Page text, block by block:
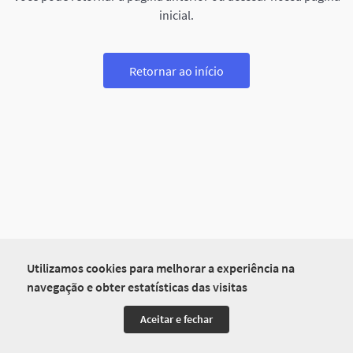
Utilizamos cookies para melhorar a experiência na
navegação e obter estatísticas das visitas
Aceitar e fechar
inicial.
Retornar ao início